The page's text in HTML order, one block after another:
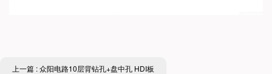
上一篇 : 众阳电路10层背钻孔+盘中孔 HDI板